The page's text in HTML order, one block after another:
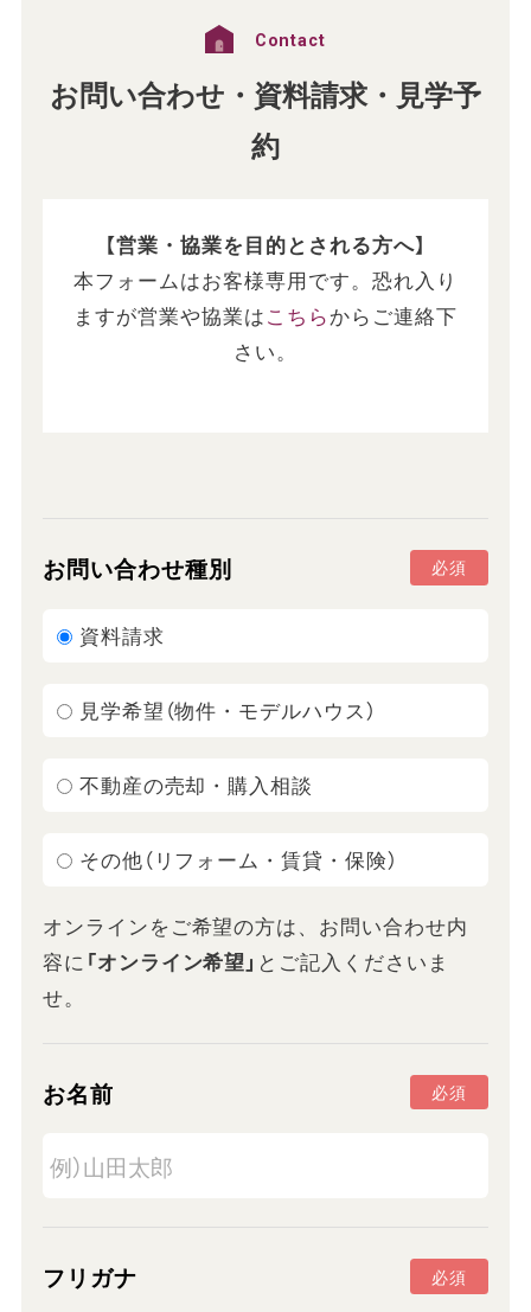
Contact
お問い合わせ・資料請求・見学予
約
【営業・協業を目的とされる方へ】
本フォームはお客様専用です。恐れ入り
ますが営業や協業はこちらからご連絡下
さい。
お問い合わせ種別 必須
資料請求
見学希望（物件・モデルハウス）
不動産の売却・購入相談
その他（リフォーム・賃貸・保険）
オンラインをご希望の方は、お問い合わせ内
容に 「オンライン希望」 とご記入くださいま
せ。
お名前 必須
フリガナ 必須